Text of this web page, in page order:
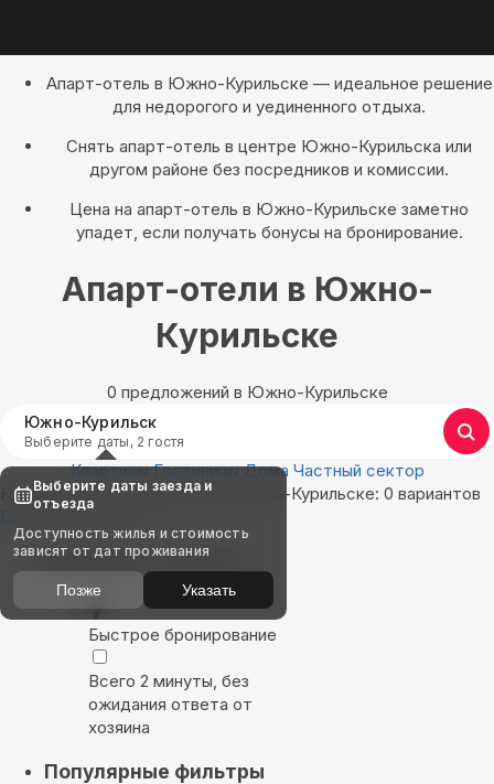
Апарт-отель в Южно-Курильске — идеальное решение
для недорогого и уединенного отдыха.
Снять апарт-отель в центре Южно-Курильска или
другом районе без посредников и комиссии.
Цена на апарт-отель в Южно-Курильске заметно
упадет, если получать бонусы на бронирование.
Апарт-отели в Южно-
Курильске
0 предложений в Южно-Курильске
Южно-Курильск
Выберите даты, 2 гостя
Квартиры Гостиницы Дома Частный сектор
Найдём, где остановиться в Южно-Курильске: 0 вариантов
Показать на карте
Выбирайте лучшее
Быстрое бронирование
Всего 2 минуты, без
ожидания ответа от
хозяина
Популярные фильтры
Выберите даты заезда и
отъезда
Доступность жилья и стоимость
зависят от дат проживания
Позже Указать